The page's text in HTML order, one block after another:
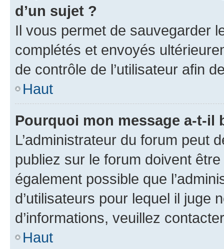
d’un sujet ?
Il vous permet de sauvegarder
complétés et envoyés
de contrôle de l’utilisateur afin
Haut
Pourquoi mon message a-t-il
L’administrateur du forum peut
publiez sur le forum doivent
également possible que
d’utilisateurs pour lequel il juge
d’informations, veuillez
Haut